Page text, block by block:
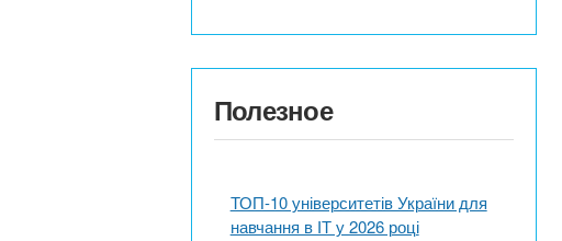
Полезное
ТОП-10 університетів України для
навчання в ІТ у 2026 році